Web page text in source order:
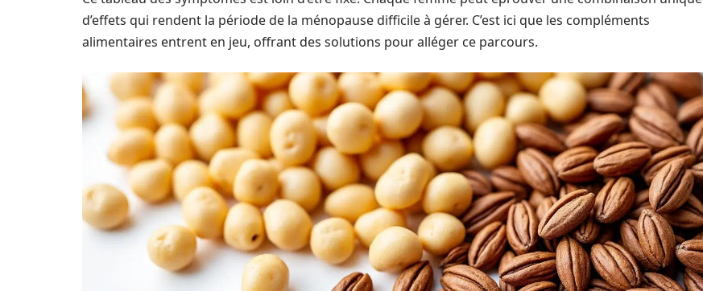
d’effets qui rendent la période de la ménopause difficile à gérer. C’est ici que les compléments
alimentaires entrent en jeu, offrant des solutions pour alléger ce parcours.